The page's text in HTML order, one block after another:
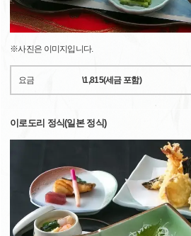
※사진은 이미지입니다.
요금 \1,815(세금 포함)
이로도리 정식(일본 정식)